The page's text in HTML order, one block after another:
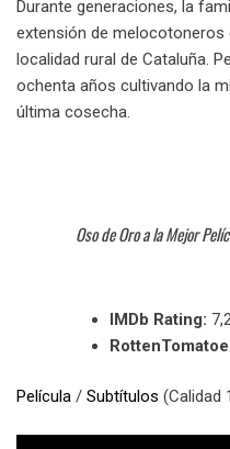
Durante generaciones, la
extensión de melocotoneros
localidad rural de Cataluña.
ochenta años cultivando la
última cosecha.
Oso de Oro a la Mejor
IMDb Rating:
Película / Subtítulos (Calidad